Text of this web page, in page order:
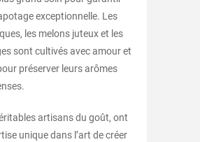
exceptionnelle. Les
les melons juteux et les
sont cultivés avec amour et
préserver leurs arômes
artisans du goût, ont
unique dans l’art de créer